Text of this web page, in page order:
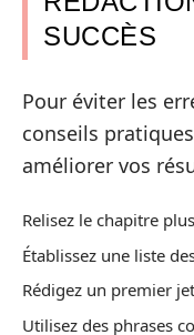
SUCCÈS
Pour éviter les
conseils
améliorer vos
Relisez le chapitre
Établissez une liste
Rédigez un premier
Utilisez des phrases